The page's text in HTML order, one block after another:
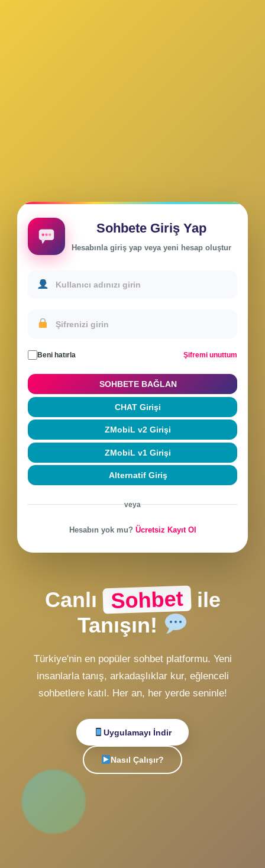
Canlı Sohbet
Sohbete Giriş Yap
Hesabınla giriş yap veya yeni hesap oluştur
Beni hatırla Şifremi unuttum
SOHBETE BAĞLAN
ZMobiL v2 Girişi
ZMobiL v1 Girişi
Alternatif Giriş
veya
Hesabın yok mu?Ücretsiz Kayıt Ol